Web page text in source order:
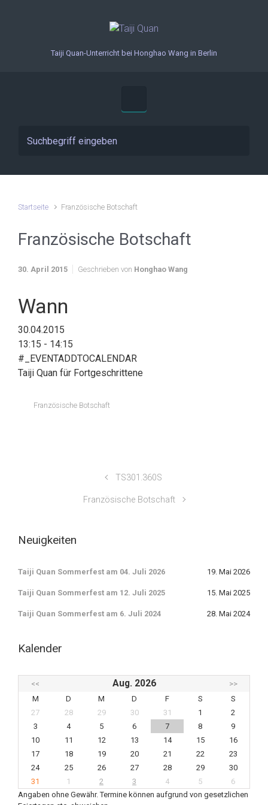
Taiji Quan-Unterricht bei Honghao Wang in Berlin
Startseite Französische Botschaft
Französische Botschaft
30. April 2015 Geschrieben von Honghao Wang
Wann
30.04.2015
13:15 - 14:15
#_EVENTADDTOCALENDAR
Taiji Quan für Fortgeschrittene
Französische Botschaft
TS301.360S
Französische Botschaft
Neuigkeiten
Taiji Quan Sommerfest am 04. Juli 2026 19. Mai 2026
Taiji Quan Sommerfest am 12. Juli 2025 15. Mai 2025
Taiji Quan Sommerfest am 6. Juli 2024 28. Mai 2024
Kalender
<< Aug. 2026
>>
M
D M D F S
S
27
28 29 30 31 1
2
3
4 5 6 7 8
9
10
11 12 13 14 15
16
17
18 19 20 21 22
23
24
25 26 27 28 29
30
31
1 2 3 4 5
6
Angaben ohne Gewähr. Termine können aufgrund von gesetzlichen